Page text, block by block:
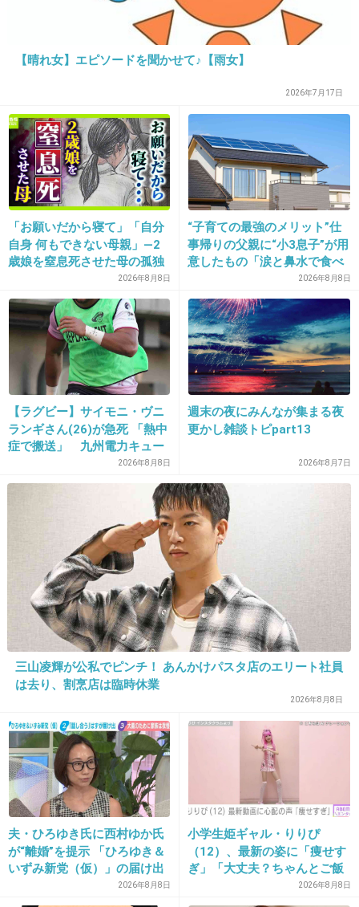
+62
+23
31. 匿名2018/07/16(月) 17:43:29
すっごい気が強そうだからなんか怖い。
スクールカースト上位って感じ。
あと下がり眉より上がり眉の方が似合うと思う
+137 -21
32. 匿名 2018/07/16(月) 17:51:16
お誕生日おめでとう！
また宇野ちゃんの力強い歌声が聴けることを期
待してます！
+106
2018/07/16(月) 17:53:18
>>24
ツアーが決まってたのにデキ婚で中止
34. 匿名2018/07/16(月) 17:54:05
歌へたなの？CDだと別に上手じゃない？
+24 -7
35. 匿名2018/07/16(月) 17:54:55
【晴れ女】エピソードを聞かせて♪【雨女】
2026年7月17日
「お願いだから寝て」「自分
自身 何もできない母親」―2
歳娘を窒息死させた母の孤独
「娘は『ママどうして』と」
限界の年子ワンオペ育児 法
廷での懺悔と声なきSOS
2026年8月8日
“子育ての最強のメリット”仕
事帰りの父親に“小3息子”が用
意したもの「涙と鼻水で食べ
れない」「震える」の声2026年8月8日
【ラグビー】サイモニ・ヴニ
ランギさん(26)が急死 「熱中
症で搬送」 九州電力キュー
デンヴォルテクスで練習中
2026年8月8日
週末の夜にみんなが集まる夜
更かし雑談トピpart13
2026年8月7日
三山凌輝が公私でピンチ！ あんかけパスタ店のエリート社員
は去り、割烹店は臨時休業
2026年8月8日
夫・ひろゆき氏に西村ゆか氏
が“離婚”を提示 「ひろゆき＆
いずみ新党（仮）」の届け出
を知らされず激怒「信頼関係
が保てない状態で夫婦を続け
2026年8月8日
小学生姫ギャル・りりぴ
（12）、最新の姿に「痩せす
ぎ」「大丈夫？ちゃんとご飯
食べてね」など心配の声2026年8月8日